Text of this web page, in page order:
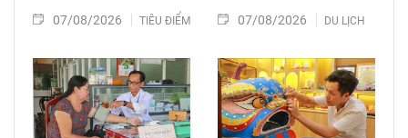
07/08/2026 TIÊU ĐIỂM 07/08/2026 DU LỊCH